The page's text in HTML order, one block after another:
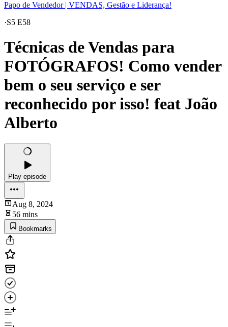
Papo de Vendedor | VENDAS, Gestão e Liderança!
·S5 E58
Técnicas de Vendas para
FOTÓGRAFOS! Como vender
bem o seu serviço e ser
reconhecido por isso! feat João
Alberto
Play episode
Aug 8, 2024
56 mins
Bookmarks